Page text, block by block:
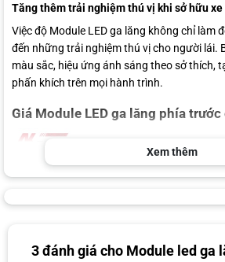
Tăng thêm trải nghiệm thú vị khi sở hữu xe
Việc độ Module LED ga lăng không chỉ làm
đến những trải nghiệm thú vị cho người lái.
màu sắc, hiệu ứng ánh sáng theo sở thích,
phấn khích trên mọi hành trình.
Giá Module LED ga lăng phía trước
Xem thêm
3 đánh giá cho Module led ga